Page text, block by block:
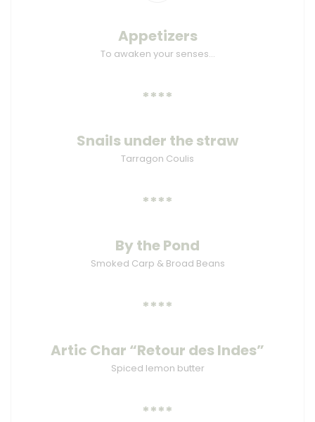
Appetizers
To awaken your senses…
****
Snails under the straw
Tarragon Coulis
****
By the Pond
Smoked Carp & Broad Beans
****
Artic Char “Retour des Indes”
Spiced lemon butter
****